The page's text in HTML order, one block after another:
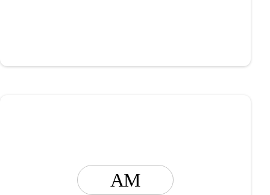
AM